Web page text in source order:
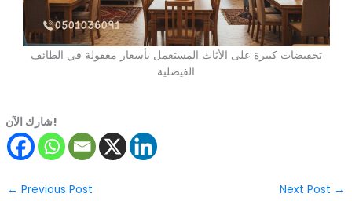
تخفيضات كبيرة على الأثاث المستعمل بأسعار معقولة في الطائف
الفيصلية
شارك الآن!
← Previous Post Next Post →